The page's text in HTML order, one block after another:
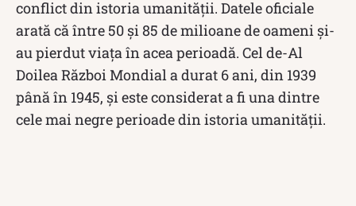
conflict din istoria umanității. Datele oficiale
arată că între 50 și 85 de milioane de oameni și-
au pierdut viața în acea perioadă. Cel de-Al
Doilea Război Mondial a durat 6 ani, din 1939
până în 1945, și este considerat a fi una dintre
cele mai negre perioade din istoria umanității.